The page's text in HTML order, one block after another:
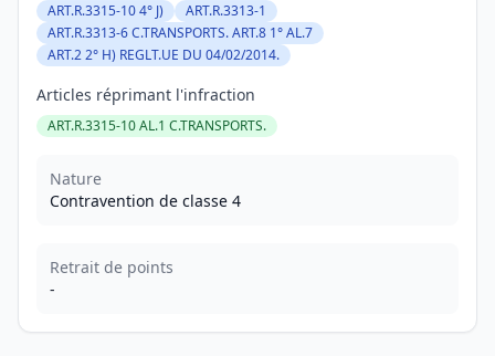
ART.R.3315-10 4° J)
ART.R.3313-1
ART.R.3313-6 C.TRANSPORTS. ART.8 1° AL.7
ART.2 2° H) REGLT.UE DU 04/02/2014.
Articles réprimant l'infraction
ART.R.3315-10 AL.1 C.TRANSPORTS.
Nature
Contravention de classe 4
Retrait de points
-